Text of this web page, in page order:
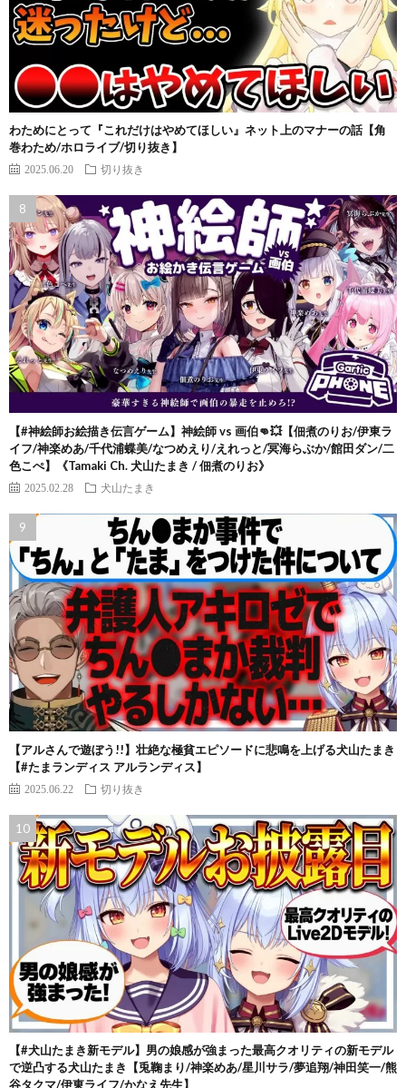
わためにとって『これだけはやめてほしい』ネット上のマナーの話【角
巻わため/ホロライブ/切り抜き】
2025.06.20 切り抜き
【#神絵師お絵描き伝言ゲーム】神絵師 vs 画伯👊💥【佃煮のりお/伊東ラ
イフ/神楽めあ/千代浦蝶美/なつめえり/えれっと/冥海らぶか/館田ダン/二
色こぺ】《Tamaki Ch. 犬山たまき / 佃煮のりお》
2025.02.28 犬山たまき
【アルさんで遊ぼう!!】壮絶な極貧エピソードに悲鳴を上げる犬山たまき
【#たまランディス アルランディス】
2025.06.22 切り抜き
【#犬山たまき新モデル】男の娘感が強まった最高クオリティの新モデル
で逆凸する犬山たまき【兎鞠まり/神楽めあ/星川サラ/夢追翔/神田笑一/熊
谷タクマ/伊東ライフ/かなえ先生】